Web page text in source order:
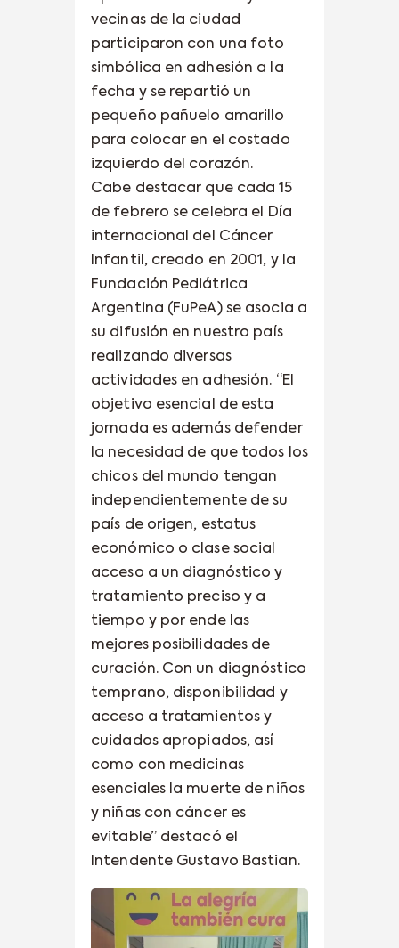
vecinas de la ciudad
participaron con una foto
simbólica en adhesión a la
fecha y se repartió un
pequeño pañuelo amarillo
para colocar en el costado
izquierdo del corazón.
Cabe destacar que cada 15
de febrero se celebra el Día
internacional del Cáncer
Infantil, creado en 2001, y la
Fundación Pediátrica
Argentina (FuPeA) se asocia a
su difusión en nuestro país
realizando diversas
actividades en adhesión. “El
objetivo esencial de esta
jornada es además defender
la necesidad de que todos los
chicos del mundo tengan
independientemente de su
país de origen, estatus
económico o clase social
acceso a un diagnóstico y
tratamiento preciso y a
tiempo y por ende las
mejores posibilidades de
curación. Con un diagnóstico
temprano, disponibilidad y
acceso a tratamientos y
cuidados apropiados, así
como con medicinas
esenciales la muerte de niños
y niñas con cáncer es
evitable” destacó el
Intendente Gustavo Bastian.